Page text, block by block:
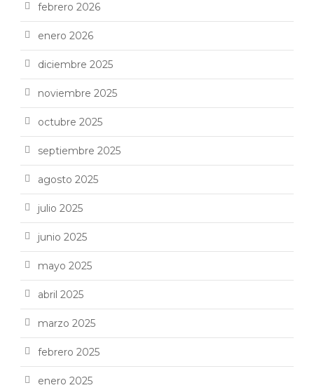
febrero 2026
enero 2026
diciembre 2025
noviembre 2025
octubre 2025
septiembre 2025
agosto 2025
julio 2025
junio 2025
mayo 2025
abril 2025
marzo 2025
febrero 2025
enero 2025